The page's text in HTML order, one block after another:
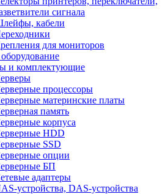
сигнала
кабели
для мониторов
и комплектующие
процессоры
материнские платы
память
корпуса
HDD
SSD
опции
БП
адаптеры
устройства, DAS-устройства